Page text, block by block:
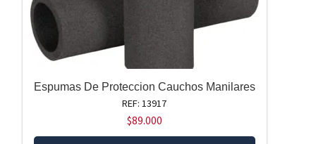
Espumas De Proteccion Cauchos Manilares
REF: 13917
$89.000